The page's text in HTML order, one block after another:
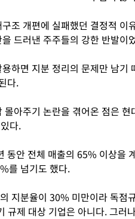
조 개편에 실패했던 결정적 이
드러낸 주주들의 강한 반발이
하면 지분 정리의 문제만 남기
다.
몰아주기 논란을 겪어온 점은
다.
동안 전체 매출의 65% 이상을
를 넘기도 했다.
지분율이 30% 미만이라 독점
규제 대상 기업은 아니다. 그러